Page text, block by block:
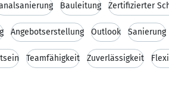
Bauleitung Zertifizierter
Angebotserstellung Outlook Sanierung
Teamfähigkeit Zuverlässigkeit